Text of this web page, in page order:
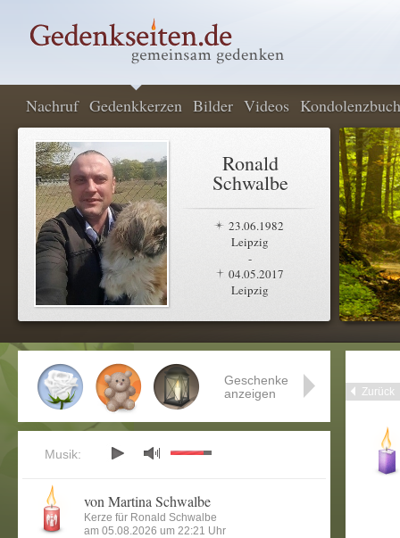
Nachruf Gedenkkerzen Bilder Videos Kondolenzbuch
Ronald
Schwalbe
23.06.1982
Leipzig
-
04.05.2017
Leipzig
Zurück
Geschenke
anzeigen
Musik:
von Martina Schwalbe
Kerze für Ronald Schwalbe
am 05.08.2026 um 22:21 Uhr